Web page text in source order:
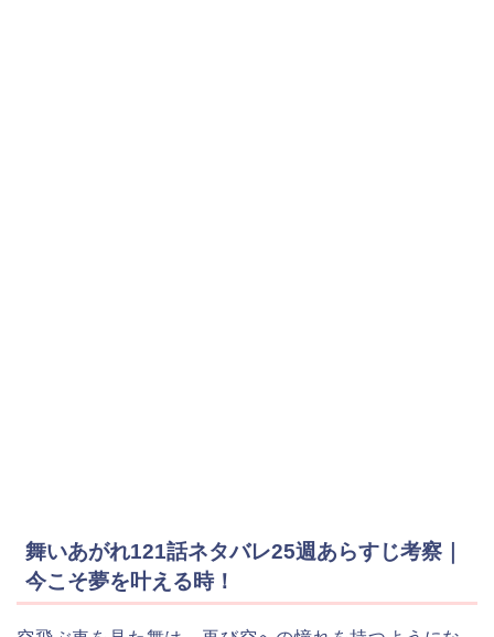
舞いあがれ121話ネタバレ25週あらすじ考察｜
今こそ夢を叶える時！